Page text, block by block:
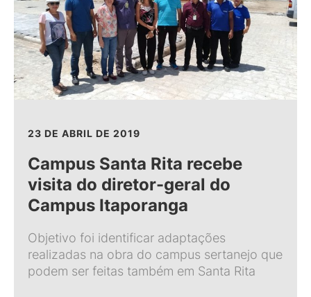
23 DE ABRIL DE 2019
Campus Santa Rita recebe
visita do diretor-geral do
Campus Itaporanga
Objetivo foi identificar adaptações
realizadas na obra do campus sertanejo que
podem ser feitas também em Santa Rita